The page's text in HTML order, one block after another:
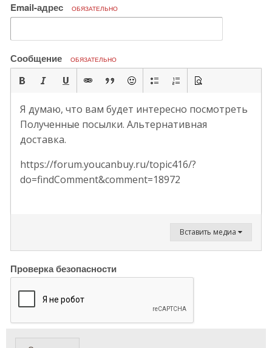
Email-адрес ОБЯЗАТЕЛЬНО
Сообщение ОБЯЗАТЕЛЬНО
Я думаю, что вам будет интересно посмотреть
Полученные посылки. Альтернативная
доставка.
https://forum.youcanbuy.ru/topic416/?
do=findComment&comment=18972
Вставить медиа
Проверка безопасности